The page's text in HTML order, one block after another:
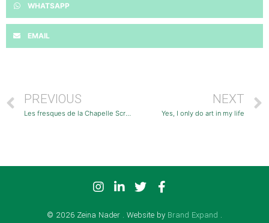
WHATSAPP
EMAIL
PREVIOUS NEXT
Yes, I only do art in my life
© 2026 Zeina Nader . Website by Brand Expand .